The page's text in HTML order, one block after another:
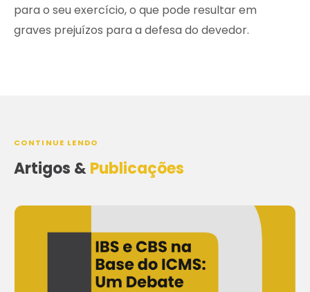
para o seu exercício, o que pode resultar em
graves prejuízos para a defesa do devedor.
CONTINUE LENDO
Artigos &Publicações